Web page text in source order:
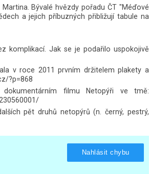
Bývalé hvězdy pořadu ČT "Méďové
a jejich příbuzných přibližují tabule na
komplikací. Jak se je podařilo uspokojivě
v roce 2011 prvním držitelem plakety a
?p=868
filmu Netopýři ve tmě:
pět druhů netopýrů (n. černý, pestrý,
Nahlásit chybu